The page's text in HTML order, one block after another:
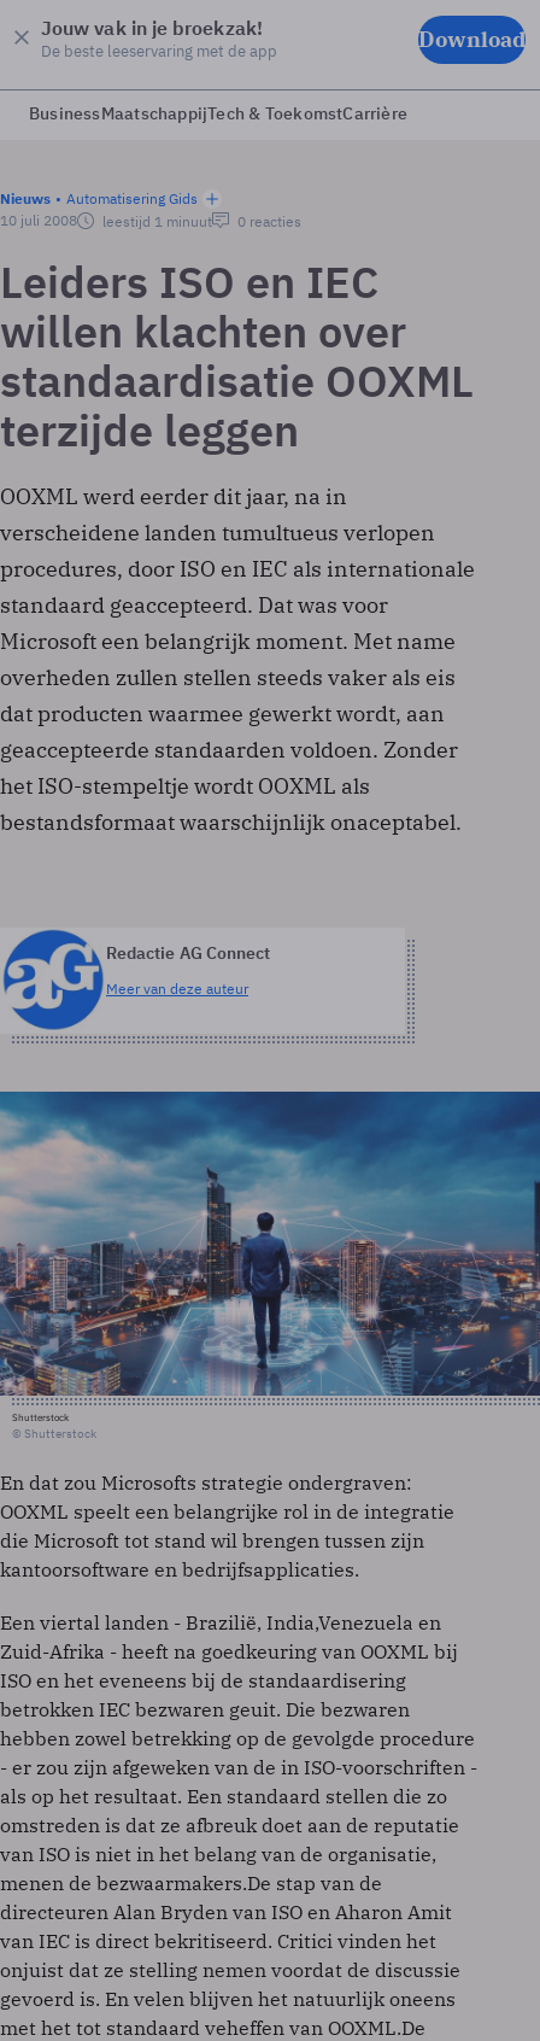
Jouw vak in je broekzak!
De beste leeservaring met de app Download
BusinessMaatschappijTech & ToekomstCarrière
Nieuws
Automatisering Gids
10 juli 2008
leestijd 1 minuut 0 reacties
Leiders ISO en IEC
willen klachten over
standaardisatie OOXML
terzijde leggen
OOXML werd eerder dit jaar, na in
verscheidene landen tumultueus verlopen
procedures, door ISO en IEC als internationale
standaard geaccepteerd. Dat was voor
Microsoft een belangrijk moment. Met name
overheden zullen stellen steeds vaker als eis
dat producten waarmee gewerkt wordt, aan
geaccepteerde standaarden voldoen. Zonder
het ISO-stempeltje wordt OOXML als
bestandsformaat waarschijnlijk onaceptabel.
Redactie AG Connect
Meer van deze auteur
Shutterstock
© Shutterstock
En dat zou Microsofts strategie ondergraven:
OOXML speelt een belangrijke rol in de integratie
die Microsoft tot stand wil brengen tussen zijn
kantoorsoftware en bedrijfsapplicaties.
Een viertal landen - Brazilië, India,Venezuela en
Zuid-Afrika - heeft na goedkeuring van OOXML bij
ISO en het eveneens bij de standaardisering
betrokken IEC bezwaren geuit. Die bezwaren
hebben zowel betrekking op de gevolgde procedure
- er zou zijn afgeweken van de in ISO-voorschriften -
als op het resultaat. Een standaard stellen die zo
omstreden is dat ze afbreuk doet aan de reputatie
van ISO is niet in het belang van de organisatie,
menen de bezwaarmakers.De stap van de
directeuren Alan Bryden van ISO en Aharon Amit
van IEC is direct bekritiseerd. Critici vinden het
onjuist dat ze stelling nemen voordat de discussie
gevoerd is. En velen blijven het natuurlijk oneens
met het tot standaard veheffen van OOXML.De